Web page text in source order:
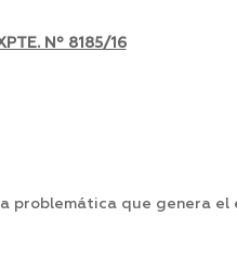
Nº 8185/16
problemática que genera